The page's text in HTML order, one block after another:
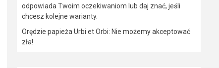
odpowiada Twoim oczekiwaniom lub daj znać, jeśli
chcesz kolejne warianty.
Orędzie papieża Urbi et Orbi: Nie możemy akceptować
zła!